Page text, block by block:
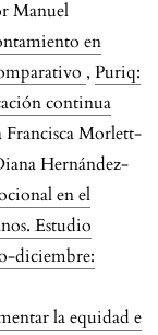
Manuel
en
, Puriq:
continua
Francisca Morlett-
Hernández-
en el
Estudio
diciembre:
la equidad e